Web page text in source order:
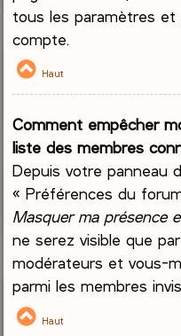
tous les paramètres
compte.
Haut
Comment empêcher
liste des membres
Depuis votre panneau
« Préférences du
Masquer ma présence
ne serez visible que
modérateurs et vous-
parmi les membres
Haut